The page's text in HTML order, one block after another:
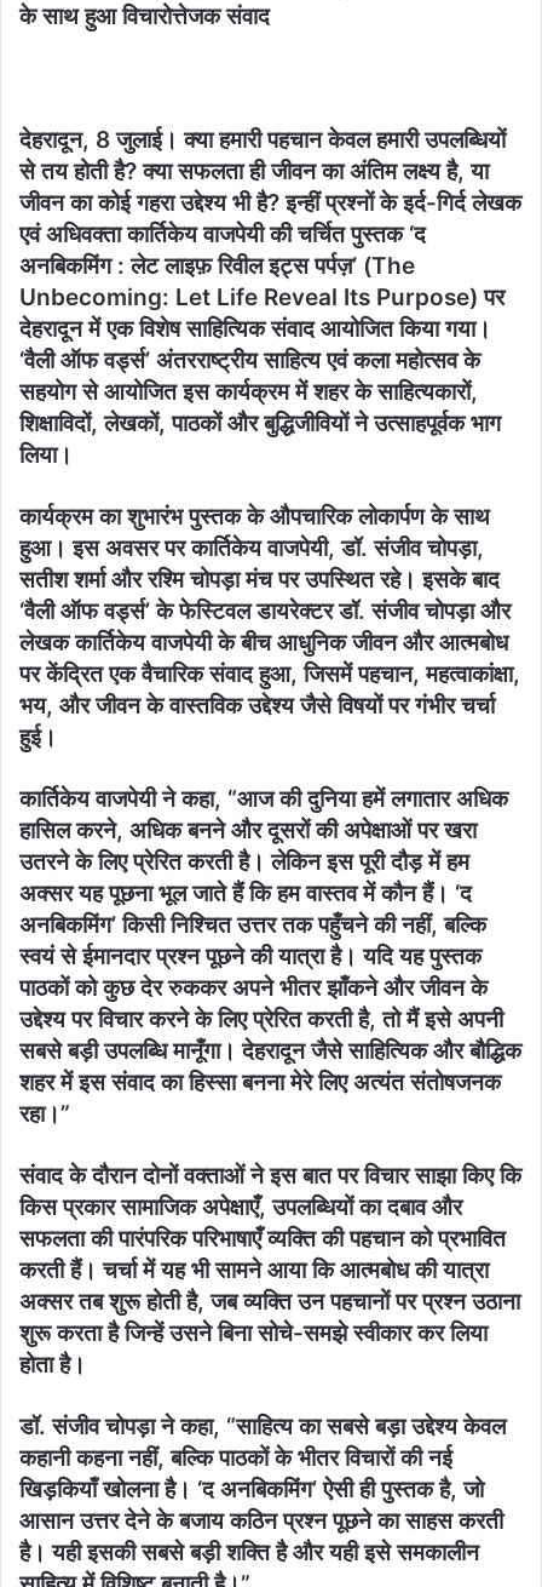
के साथ हुआ विचारोत्तेजक संवाद
देहरादून, 8 जुलाई। क्या हमारी पहचान केवल हमारी उपलब्धियों
से तय होती है? क्या सफलता ही जीवन का अंतिम लक्ष्य है, या
जीवन का कोई गहरा उद्देश्य भी है? इन्हीं प्रश्नों के इर्द-गिर्द लेखक
एवं अधिवक्ता कार्तिकेय वाजपेयी की चर्चित पुस्तक ‘द
अनबिकमिंग : लेट लाइफ़ रिवील इट्स पर्पज़’ (The
Unbecoming: Let Life Reveal Its Purpose) पर
देहरादून में एक विशेष साहित्यिक संवाद आयोजित किया गया।
‘वैली ऑफ वर्ड्स’ अंतरराष्ट्रीय साहित्य एवं कला महोत्सव के
सहयोग से आयोजित इस कार्यक्रम में शहर के साहित्यकारों,
शिक्षाविदों, लेखकों, पाठकों और बुद्धिजीवियों ने उत्साहपूर्वक भाग
लिया।
कार्यक्रम का शुभारंभ पुस्तक के औपचारिक लोकार्पण के साथ
हुआ। इस अवसर पर कार्तिकेय वाजपेयी, डॉ. संजीव चोपड़ा,
सतीश शर्मा और रश्मि चोपड़ा मंच पर उपस्थित रहे। इसके बाद
‘वैली ऑफ वर्ड्स’ के फेस्टिवल डायरेक्टर डॉ. संजीव चोपड़ा और
लेखक कार्तिकेय वाजपेयी के बीच आधुनिक जीवन और आत्मबोध
पर केंद्रित एक वैचारिक संवाद हुआ, जिसमें पहचान, महत्वाकांक्षा,
भय, और जीवन के वास्तविक उद्देश्य जैसे विषयों पर गंभीर चर्चा
हुई।
कार्तिकेय वाजपेयी ने कहा, “आज की दुनिया हमें लगातार अधिक
हासिल करने, अधिक बनने और दूसरों की अपेक्षाओं पर खरा
उतरने के लिए प्रेरित करती है। लेकिन इस पूरी दौड़ में हम
अक्सर यह पूछना भूल जाते हैं कि हम वास्तव में कौन हैं। ‘द
अनबिकमिंग’ किसी निश्चित उत्तर तक पहुँचने की नहीं, बल्कि
स्वयं से ईमानदार प्रश्न पूछने की यात्रा है। यदि यह पुस्तक
पाठकों को कुछ देर रुककर अपने भीतर झाँकने और जीवन के
उद्देश्य पर विचार करने के लिए प्रेरित करती है, तो मैं इसे अपनी
सबसे बड़ी उपलब्धि मानूँगा। देहरादून जैसे साहित्यिक और बौद्धिक
शहर में इस संवाद का हिस्सा बनना मेरे लिए अत्यंत संतोषजनक
रहा।”
संवाद के दौरान दोनों वक्ताओं ने इस बात पर विचार साझा किए कि
किस प्रकार सामाजिक अपेक्षाएँ, उपलब्धियों का दबाव और
सफलता की पारंपरिक परिभाषाएँ व्यक्ति की पहचान को प्रभावित
करती हैं। चर्चा में यह भी सामने आया कि आत्मबोध की यात्रा
अक्सर तब शुरू होती है, जब व्यक्ति उन पहचानों पर प्रश्न उठाना
शुरू करता है जिन्हें उसने बिना सोचे-समझे स्वीकार कर लिया
होता है।
डॉ. संजीव चोपड़ा ने कहा, “साहित्य का सबसे बड़ा उद्देश्य केवल
कहानी कहना नहीं, बल्कि पाठकों के भीतर विचारों की नई
खिड़कियाँ खोलना है। ‘द अनबिकमिंग’ ऐसी ही पुस्तक है, जो
आसान उत्तर देने के बजाय कठिन प्रश्न पूछने का साहस करती
है। यही इसकी सबसे बड़ी शक्ति है और यही इसे समकालीन